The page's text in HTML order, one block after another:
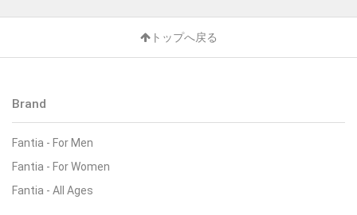
トップへ戻る
Brand
Fantia - For Men
Fantia - For Women
Fantia - All Ages